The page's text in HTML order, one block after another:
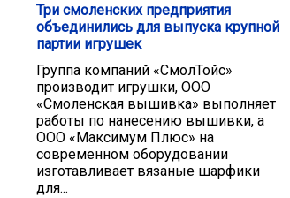
Три смоленских предприятия
объединились для выпуска крупной
партии игрушек
Группа компаний «СмолТойс»
производит игрушки, ООО
«Смоленская вышивка» выполняет
работы по нанесению вышивки, а
ООО «Максимум Плюс» на
современном оборудовании
изготавливает вязаные шарфики
для...